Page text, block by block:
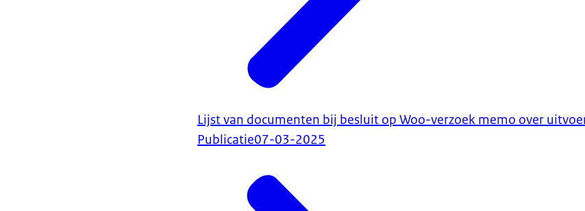
Lijst van documenten bij besluit op Woo-verzoek memo over
Publicatie07-03-2025